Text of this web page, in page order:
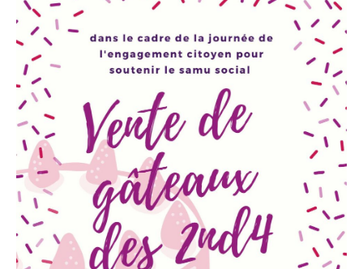
205 : Centre Social Escale Brizeux
Collecte de jouets au lycée. Rencontre avec les
enfants.
208 : Sea Shepherd
Collecte de produits et vente de gâteaux au lycée.